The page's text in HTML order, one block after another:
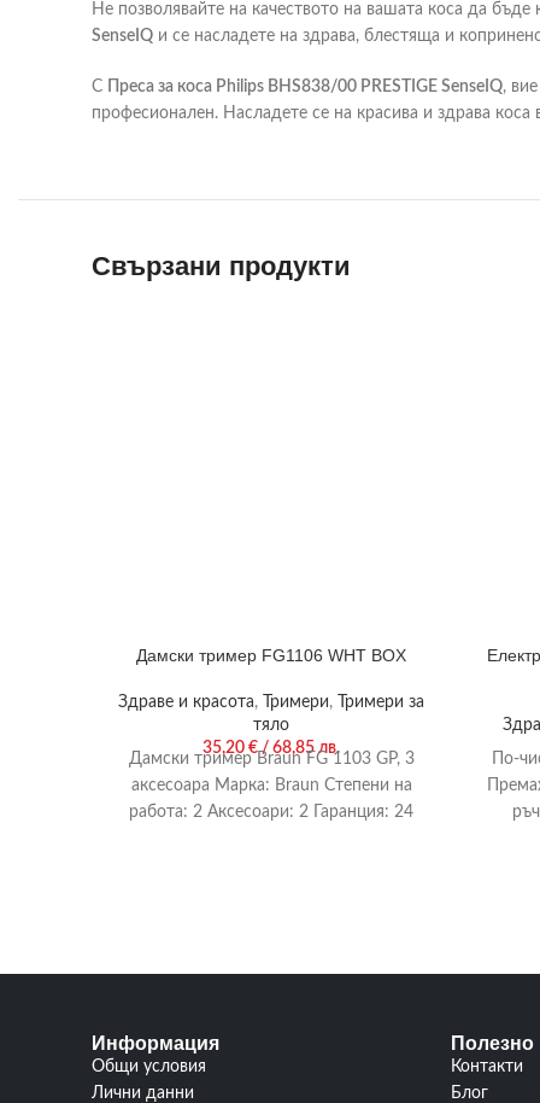
Не позволявайте на качеството на вашата коса да
SenseIQ и се насладете на здрава, блестяща и
С Преса за коса Philips BHS838/00 PRESTIGE SenseIQ,
професионален. Насладете се на красива и здрава коса
Свързани продукти
Дамски тример FG1106 WHT BOX
Здраве и красота, Тримери,
Тримери за
тяло
35,20 €/ 68,85 лв.
Дамски тример Braun FG 1103 GP, 3
аксесоара Марка: Braun Степени на
работа: 2 Аксесоари: 2 Гаранция: 24
По-
Информация
Общи условия
Лични данни
Полезно
Контакти
Блог